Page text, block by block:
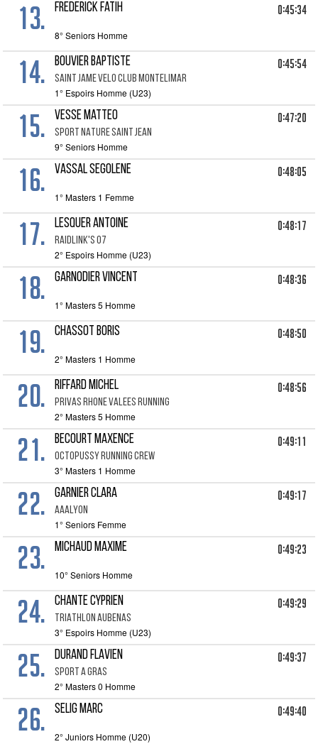
13. FREDERICK Fatih 0:45:34
8° Seniors Homme
14. BOUVIER Baptiste
SAINT JAME VELO CLUB MONTELIMAR
0:45:54
1° Espoirs Homme (U23)
15. VESSE Matteo
SPORT NATURE SAINT JEAN
0:47:20
9° Seniors Homme
16. VASSAL SEGOLENE 0:48:05
1° Masters 1 Femme
17. LESQUER Antoine
RAIDLINK'S 07
0:48:17
2° Espoirs Homme (U23)
18. GARNODIER Vincent 0:48:36
1° Masters 5 Homme
19. CHASSOT Boris 0:48:50
2° Masters 1 Homme
20. RIFFARD Michel
PRIVAS RHONE VALEES RUNNING
0:48:56
2° Masters 5 Homme
21. BECOURT Maxence
OCTOPUSSY RUNNING CREW
0:49:11
3° Masters 1 Homme
22. GARNIER Clara
AAALYON
0:49:17
1° Seniors Femme
23. MICHAUD Maxime 0:49:23
10° Seniors Homme
24. CHANTE Cyprien
TRIATHLON AUBENAS
0:49:29
3° Espoirs Homme (U23)
25. DURAND Flavien
SPORT A GRAS
0:49:37
2° Masters 0 Homme
26. SELIG Marc 0:49:40
2° Juniors Homme (U20)